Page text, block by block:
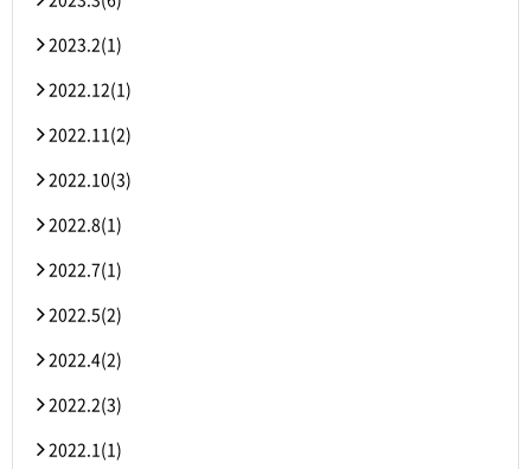
2023.2(1)
2022.12(1)
2022.11(2)
2022.10(3)
2022.8(1)
2022.7(1)
2022.5(2)
2022.4(2)
2022.2(3)
2022.1(1)